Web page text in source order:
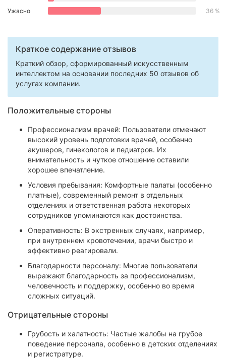
Франковск
Луцк
Ужгород
Карпаты
Ужасно
36 %
Краткое содержание отзывов
Краткий обзор, сформированный искусственным
интеллектом на основании последних 50 отзывов об
услугах компании.
Положительные стороны
Профессионализм врачей: Пользователи отмечают
высокий уровень подготовки врачей, особенно
акушеров, гинекологов и педиатров. Их
внимательность и чуткое отношение оставили
хорошее впечатление.
Условия пребывания: Комфортные палаты (особенно
платные), современный ремонт в отдельных
отделениях и ответственная работа некоторых
сотрудников упоминаются как достоинства.
Оперативность: В экстренных случаях, например,
при внутреннем кровотечении, врачи быстро и
эффективно реагировали.
Благодарности персоналу: Многие пользователи
выражают благодарность за профессионализм,
человечность и поддержку, особенно во время
сложных ситуаций.
Отрицательные стороны
Грубость и халатность: Частые жалобы на грубое
поведение персонала, особенно в детских отделениях
и регистратуре.